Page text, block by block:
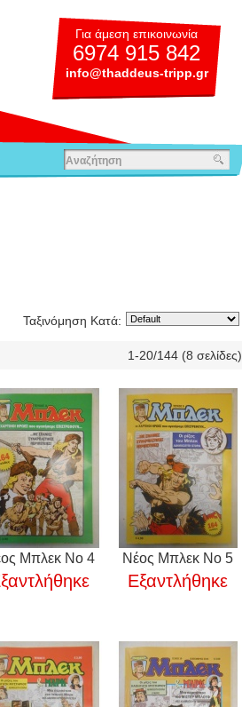
Για άμεση επικοινωνία
6974 915 842
info@thaddeus-tripp.gr
Ταξινόμηση Κατά:
1-20/144 (8 σελίδες)
Μπλεκ Νο 4 Νέος Μπλεκ Νο 5
Εξαντλήθηκε